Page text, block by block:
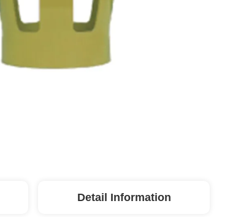
Detail Information